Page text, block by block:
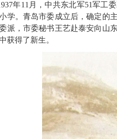
年11 月，中共东北军51军工
学。青岛市委成立后，确定的
派，市委秘书王艺赴泰安向山
获得了新生。